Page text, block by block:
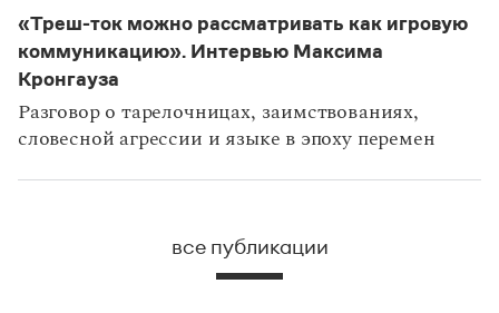
«Треш-ток можно рассматривать как игровую
коммуникацию». Интервью Максима
Кронгауза
Разговор о тарелочницах, заимствованиях,
словесной агрессии и языке в эпоху перемен
все публикации